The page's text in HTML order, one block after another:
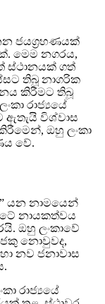
ජයග්‍රහණයක්
මෙම නගරය,
ස්ථානයක් ගත්
තිබූ නාගරික
කිරීමට තිබූ
රාජ්‍යයේ
ඇතැයි විශ්වාස
ඔහු ලංකා
වේ.
යන නාමයෙන්
නායකත්වය
ඔහු ලංකාවේ
නොවුවද,
නව ජනාවාස
රාජ්‍යයේ